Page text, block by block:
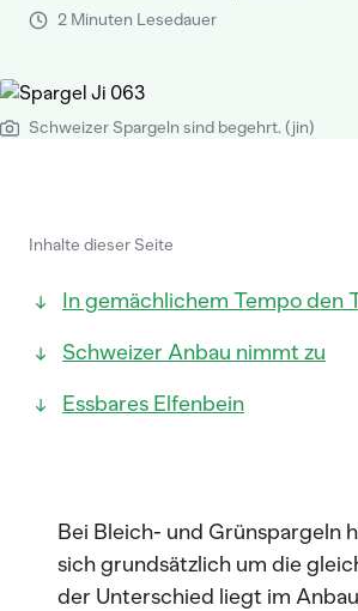
2 Minuten Lesedauer
Schweizer Spargeln sind begehrt. (jin)
Inhalte dieser Seite
In gemächlichem Tempo den
Schweizer Anbau nimmt zu
Essbares Elfenbein
Bei Bleich- und Grünspargeln
sich grundsätzlich um die
der Unterschied liegt im